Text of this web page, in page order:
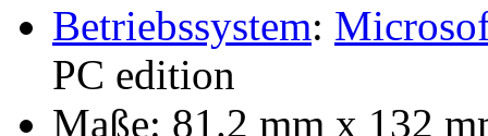
Betriebssystem:
PC edition
Maße: 81.2 mm x 132